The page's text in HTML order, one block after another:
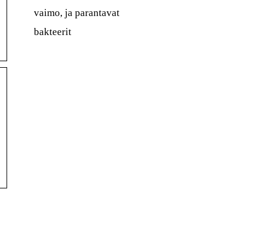
vaimo, ja parantavat
bakteerit